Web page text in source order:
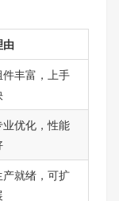
由
件丰富，上手
业优化，性能
产就绪，可扩